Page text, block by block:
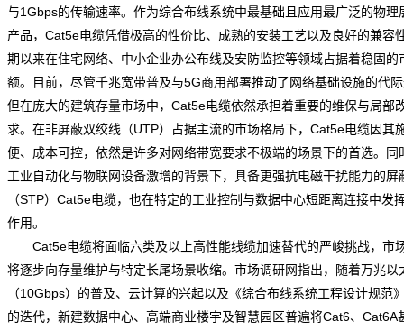
与1Gbps的传输速率。作为综合布线系统中最基础且应用最广泛的物理
产品，Cat5e电缆凭借极高的性价比、成熟的安装工艺以及良好的兼容
期以来在住宅网络、中小企业办公布线及安防监控等领域占据着稳固的
额。目前，尽管千兆宽带普及与5G商用部署推动了网络基础设施的代
但在庞大的建筑存量市场中，Cat5e电缆依然承担着重要的维保与局部
求。在非屏蔽双绞线（UTP）占据主流的市场格局下，Cat5e电缆因其
便、成本可控，依然是许多对网络带宽要求不极端的场景下的首选。同
工业自动化与物联网设备激增的背景下，具备更强抗电磁干扰能力的屏
（STP） Cat5e电缆，也在特定的工业控制与数据中心短距离连接中发
作用。
Cat5e电缆将面临六类及以上高性能线缆加速替代的严峻挑战，市
将逐步向存量维护与特定长尾场景收缩。 市场调研网指出，随着万兆以
（10Gbps）的普及、云计算的兴起以及《综合布线系统工程设计规范
的迭代，新建数据中心、高端商业楼宇及智慧园区普遍将Cat6、Cat6A